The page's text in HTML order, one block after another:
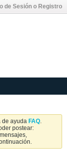
de Sesión o Registro
de ayuda FAQ.
postear: